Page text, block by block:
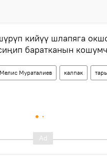
кийүү шлапяга
баратканын
Мелис Мураталиев калпак